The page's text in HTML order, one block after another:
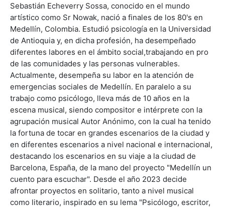
Sebastián Echeverry Sossa, conocido en el mundo
artístico como Sr Nowak, nació a finales de los 80's en
Medellín, Colombia. Estudió psicología en la Universidad
de Antioquia y, en dicha profesión, ha desempeñado
diferentes labores en el ámbito social,trabajando en pro
de las comunidades y las personas vulnerables.
Actualmente, desempeña su labor en la atención de
emergencias sociales de Medellín. En paralelo a su
trabajo como psicólogo, lleva más de 10 años en la
escena musical, siendo compositor e intérprete con la
agrupación musical Autor Anónimo, con la cual ha tenido
la fortuna de tocar en grandes escenarios de la ciudad y
en diferentes escenarios a nivel nacional e internacional,
destacando los escenarios en su viaje a la ciudad de
Barcelona, España, de la mano del proyecto "Medellín un
cuento para escuchar". Desde el año 2023 decide
afrontar proyectos en solitario, tanto a nivel musical
como literario, inspirado en su lema "Psicólogo, escritor,